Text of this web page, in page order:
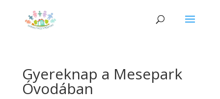
Gyereknap a Mesepark
Óvodában